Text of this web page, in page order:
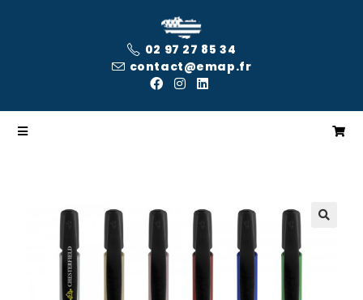
02 97 27 85 34
contact@emap.fr